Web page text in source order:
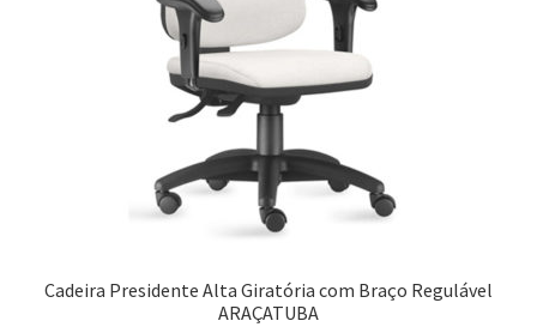
Cadeira Presidente Alta Giratória com Braço Regulável
ARAÇATUBA